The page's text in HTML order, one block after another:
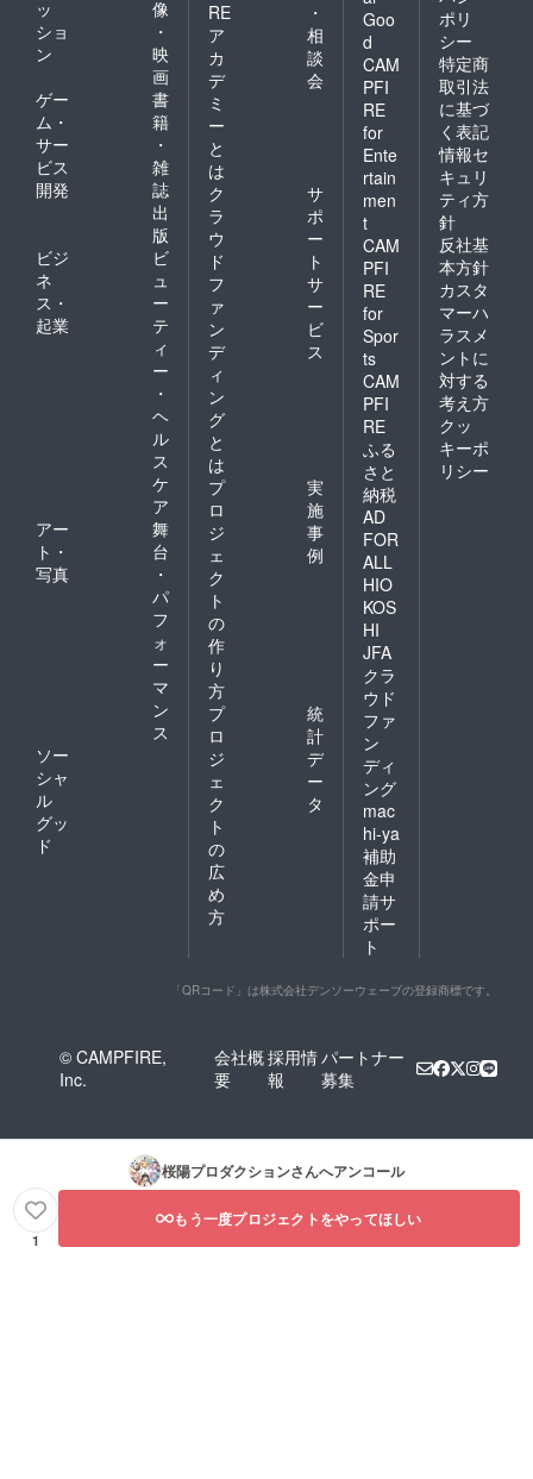
ッ
ショ
ン
像
・
映
画
ゲー
ム・
サー
ビス
開発
書
籍
・
雑
誌
出
版
ビジ
ネ
ス・
起業
ビ
ュ
ー
テ
ィ
ー
・
ヘ
ル
ス
ケ
ア
アー
ト・
写真
舞
台
・
パ
フ
ォ
ー
マ
ン
ス
ソー
シャ
ル
グッ
ド
RE
ア
カ
デ
ミ
ー
と
は
・
相
談
会
ク
ラ
ウ
ド
フ
ァ
ン
デ
ィ
ン
グ
と
は
サ
ポ
ー
ト
サ
ー
ビ
ス
プ
ロ
ジ
ェ
ク
ト
の
作
り
方
実
施
事
例
プ
ロ
ジ
ェ
ク
ト
の
広
め
方
統
計
デ
ー
タ
Goo
d
CAM
PFI
RE
for
Ente
rtain
men
t
CAM
PFI
RE
for
Spor
ts
CAM
PFI
RE
ふる
さと
納税
AD
FOR
ALL
HIO
KOS
HI
JFA
クラ
ウド
ファ
ン
ディ
ング
mac
hi-ya
補助
金申
請サ
ポー
ト
ポリ
シー
特定商
取引法
に基づ
く表記
情報セ
キュリ
ティ方
針
反社基
本方針
カスタ
マーハ
ラスメ
ントに
対する
考え方
クッ
キーポ
リシー
「QRコード」は株式会社デンソーウェーブの登録商標です。
© CAMPFIRE,
Inc.
会社概
要
採用情
報
パートナー
募集
桜陽プロダクションさんへアンコール
1
もう一度プロジェクトをやってほしい